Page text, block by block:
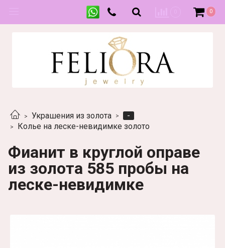
0
Украшения из золота
-
Колье на леске-невидимке золото
Фианит в круглой оправе
из золота 585 пробы на
леске-невидимке